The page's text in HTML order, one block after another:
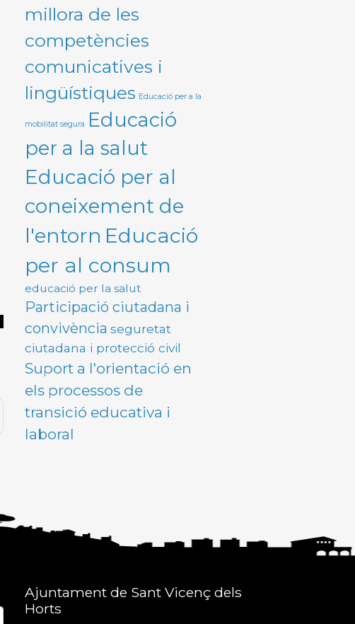
millora de les
competències
comunicatives i
lingüístiques Educació per a la
mobilitat segura
Educació
per a la salut
Educació per al
coneixement de
l'entorn Educació
per al consum
educació per la salut
Participació ciutadana i
convivència seguretat
ciutadana i protecció civil
Suport a l'orientació en
els processos de
transició educativa i
laboral
Ajuntament de Sant Vicenç dels
Horts